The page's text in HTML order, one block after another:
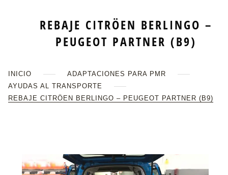
INICIO
ADAPTACIONES PARA PMR
AYUDAS AL TRANSPORTE
REBAJE CITRÖEN BERLINGO – PEUGEOT PARTNER (B9)
REBAJE CITRÖEN BERLINGO –
PEUGEOT PARTNER (B9)